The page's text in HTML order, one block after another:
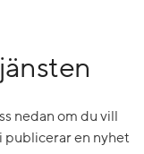
nedan om du vill
publicerar en nyhet